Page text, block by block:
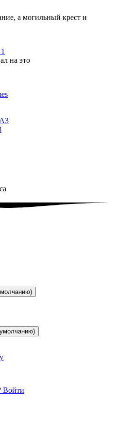
а могильный крест и
1
на это
Войти